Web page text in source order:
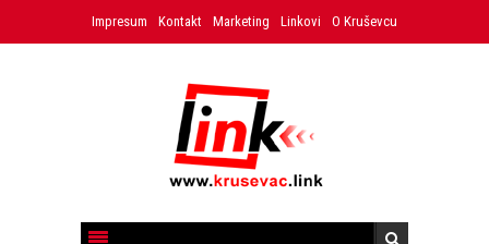
Impresum Kontakt Marketing Linkovi O Kruševcu